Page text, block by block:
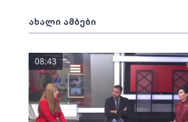
ახალი ამბები
08:43